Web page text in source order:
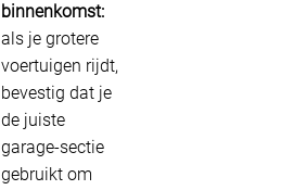
binnenkomst:
als je grotere
voertuigen rijdt,
bevestig dat je
de juiste
garage-sectie
gebruikt om